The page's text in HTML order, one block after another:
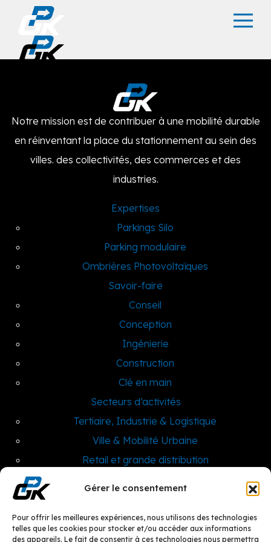
Gérer le consentement
Pour offrir les meilleures expériences, nous utilisons des technologies
telles que les cookies pour stocker et/ou accéder aux informations
des appareils. Le fait de consentir à ces technologies nous permettra
Notre mission est de contribuer à une mobilité durable
en réinventant la place du stationnement au sein des
villes. des collectivités, des commerces et des
industries.
Expertises
Parkings Silo
Parking modulaire
Ombrières Photovoltaïques
Savoir-faire
Conseil
Conception
Ingénierie
Construction
Clé en main
Secteurs d’activités
Tertiaire, Industrie & Logistique
Ville & Mobilité Urbaine
Retail et grande distribution
Qui sommes-nous ?
Nos réalisations